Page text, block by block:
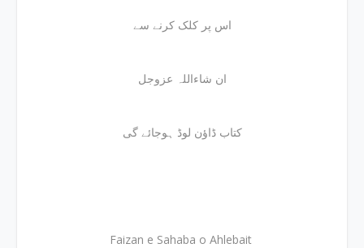
اس پر کلک کرنے سے
ان شاءاللہ عزوجل
کتاب ڈاؤن لوڈ ہوجائے گی
Faizan e Sahaba o Ahlebait